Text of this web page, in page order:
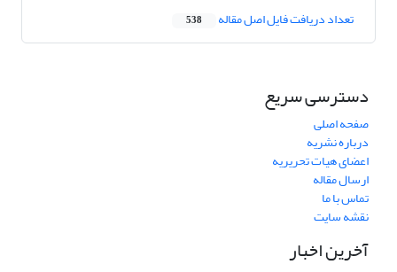
تعداد دریافت فایل اصل مقاله 538
دسترسی سریع
صفحه اصلی
درباره نشریه
اعضای هیات تحریریه
ارسال مقاله
تماس با ما
نقشه سایت
آخرین اخبار